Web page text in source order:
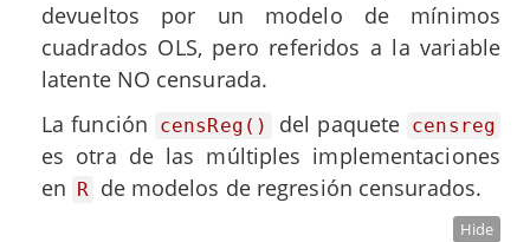
devueltos por un modelo de mínimos
cuadrados OLS, pero referidos a la variable
latente NO censurada.
La función
censReg() del paquete censreg
es otra de las múltiples implementaciones
en R de modelos de regresión censurados.
Hide